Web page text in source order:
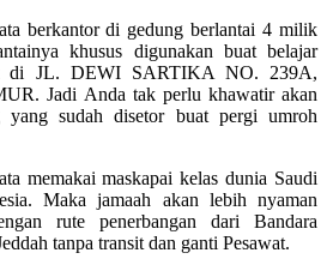
berkantor di gedung berlantai 4 milik
khusus digunakan buat belajar
di JL. DEWI SARTIKA NO. 239A,
Jadi Anda tak perlu khawatir akan
sudah disetor buat pergi umroh
memakai maskapai kelas dunia Saudi
Maka jamaah akan lebih nyaman
rute penerbangan dari Bandara
tanpa transit dan ganti Pesawat.